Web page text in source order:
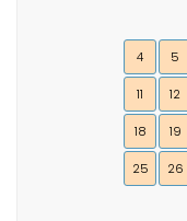
4 5
11 12
18 19
25 26